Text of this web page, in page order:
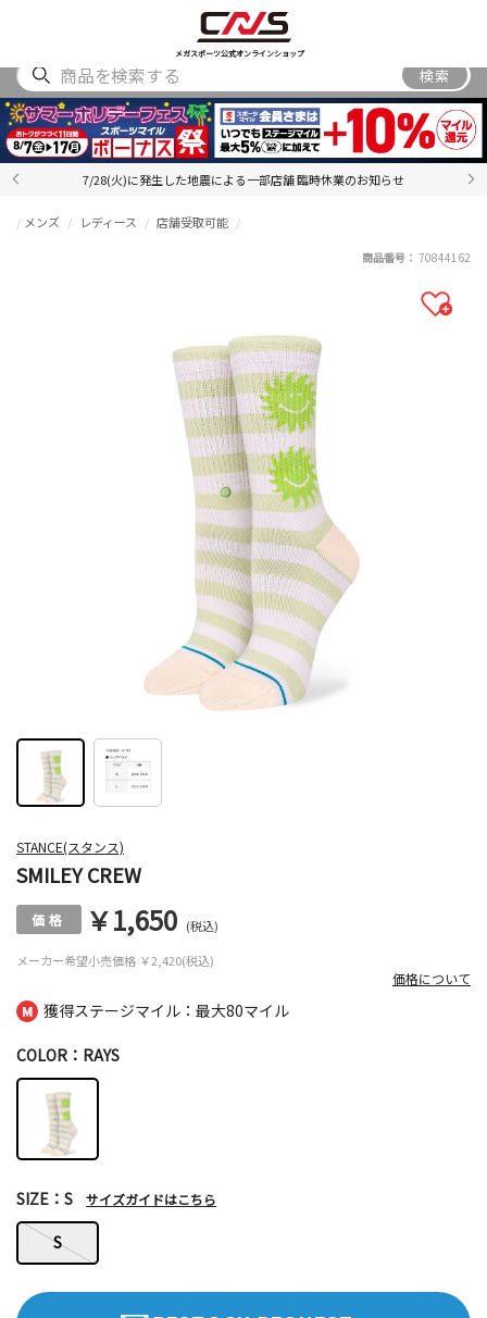
メガスポーツ公式オンラインショップ
ACCESSORY
検索
7/28(火)に発生した地震による一部店舗 臨時休業のお知らせ
獲得ステージマイル：最大80マイル
STANCE(スタンス)
SMILEY CREW
メンズ レディース 店舗受取可能
メーカー希望小売価格 ￥2,420(税込)
￥1,650 (税込)
価格について
商品番号： 70844162
COLOR：RAYS
S
SIZE：S サイズガイドはこちら